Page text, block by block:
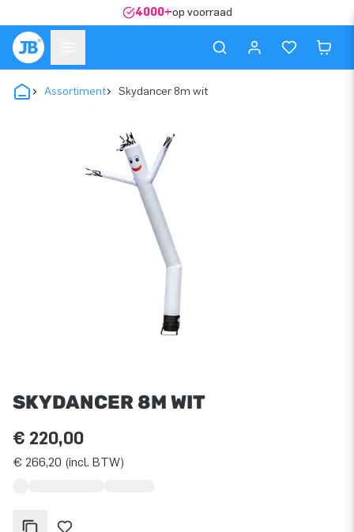
4000+op voorraad
Assortiment Skydancer 8m wit
SKYDANCER 8M WIT
€ 220,00
€ 266,20 (incl. BTW)